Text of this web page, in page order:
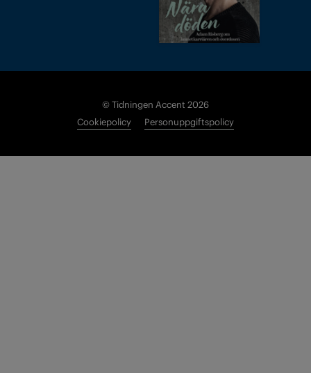
© Tidningen Accent 2026
Cookiepolicy
Personuppgiftspolicy